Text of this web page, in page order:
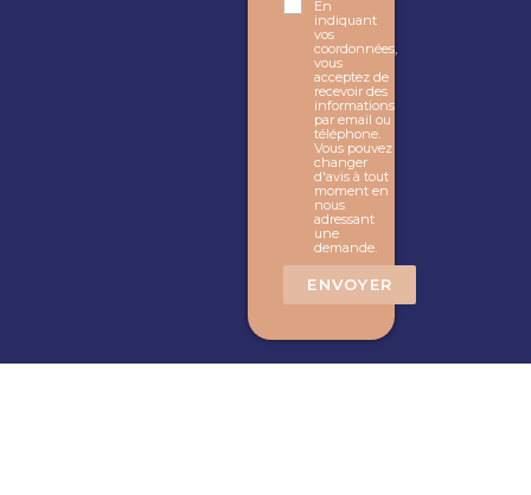
En
indiquant
vos
coordonnées,
vous
acceptez de
recevoir des
informations
par email ou
téléphone.
Vous pouvez
changer
d'avis à tout
moment en
nous
adressant
une
demande.
ENVOYER